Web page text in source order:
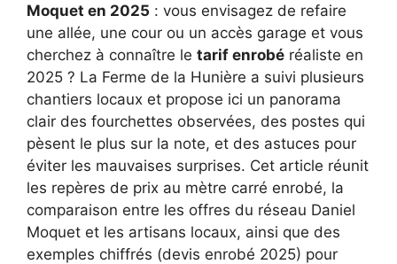
Moquet en 2025 : vous envisagez de refaire
une allée, une cour ou un accès garage et vous
cherchez à connaître le tarif enrobé réaliste en
2025 ? La Ferme de la Hunière a suivi plusieurs
chantiers locaux et propose ici un panorama
clair des fourchettes observées, des postes qui
pèsent le plus sur la note, et des astuces pour
éviter les mauvaises surprises. Cet article réunit
les repères de prix au mètre carré enrobé, la
comparaison entre les offres du réseau Daniel
Moquet et les artisans locaux, ainsi que des
exemples chiffrés (devis enrobé 2025) pour